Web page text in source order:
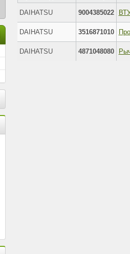
DAIHATSU 9004385022
DAIHATSU 3516871010
DAIHATSU 4871048080